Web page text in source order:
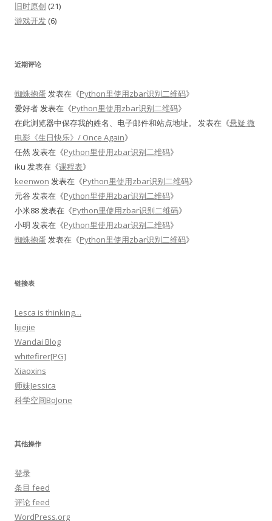
旧时原创 (21)
游戏开发 (6)
近期评论
蜘蛛抱蛋 发表在《Python里使用zbar识别二维码》
爱好者发表在《Python里使用zbar识别二维码》
在此浏览器中保存我的姓名、电子邮件和站点地址。
发表在《悬疑 微
电影《生日快乐》/ Once Again》
任然 发表在《Python里使用zbar识别二维码》
iku 发表在《课程表》
keenwon 发表在《Python里使用zbar识别二维码》
元谷发表在《Python里使用zbar识别二维码》
小米88发表在《Python里使用zbar识别二维码》
小明 发表在《Python里使用zbar识别二维码》
蜘蛛抱蛋 发表在《Python里使用zbar识别二维码》
链接表
Lesca is thinking…
lijiejie
Wandai Blog
whitefirer[PG]
Xiaoxins
师妹Jessica
科学空间BoJone
其他操作
登录
条目 feed
评论 feed
WordPress.org